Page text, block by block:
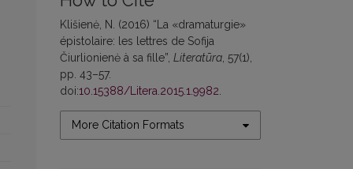
Klišienė, N. (2016) “La «dramaturgie»
épistolaire: les lettres de Sofija
Čiurlionienė à sa fille”, Literatūra , 57(1),
pp. 43–57.
doi:10.15388/Litera.2015.1.9982
More Citation Formats